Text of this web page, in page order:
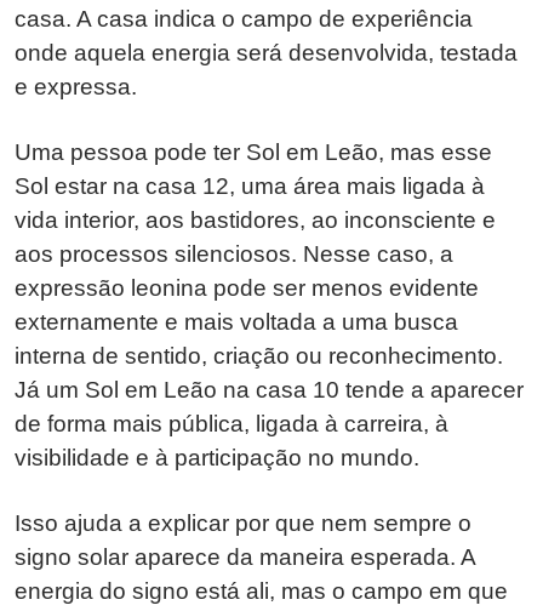
casa. A casa indica o campo de experiência
onde aquela energia será desenvolvida, testada
e expressa.
Uma pessoa pode ter Sol em Leão, mas esse
Sol estar na casa 12, uma área mais ligada à
vida interior, aos bastidores, ao inconsciente e
aos processos silenciosos. Nesse caso, a
expressão leonina pode ser menos evidente
externamente e mais voltada a uma busca
interna de sentido, criação ou reconhecimento.
Já um Sol em Leão na casa 10 tende a aparecer
de forma mais pública, ligada à carreira, à
visibilidade e à participação no mundo.
Isso ajuda a explicar por que nem sempre o
signo solar aparece da maneira esperada. A
energia do signo está ali, mas o campo em que